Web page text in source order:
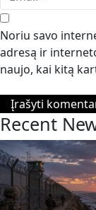
Noriu savo
adresą ir
naujo, kai kitą
Recent